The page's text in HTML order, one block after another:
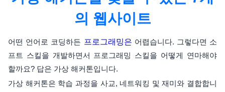
a
a
t
o
의 웹사이트
어떤 언어로 코딩하든 프로그래밍은 어렵습니다. 그렇다면 소
프트 스킬을 개발하면서 프로그래밍 스킬을 어떻게 연마해야
할까요? 답은 가상 해커톤입니다.
가상 해커톤은 학습 과정을 사교, 네트워킹 및 재미와 결합합니